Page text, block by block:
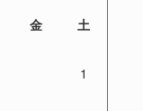
金 土
1